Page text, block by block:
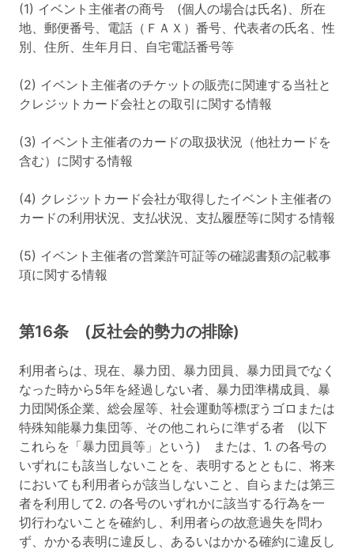
(1) イベント主催者の商号 (個人の場合は氏名)、所在
地、郵便番号、電話（ＦＡＸ）番号、代表者の氏名、性
別、住所、生年月日、自宅電話番号等
(2) イベント主催者のチケットの販売に関連する当社と
クレジットカード会社との取引に関する情報
(3) イベント主催者のカードの取扱状況（他社カードを
含む）に関する情報
(4) クレジットカード会社が取得したイベント主催者の
カードの利用状況、支払状況、支払履歴等に関する情報
(5) イベント主催者の営業許可証等の確認書類の記載事
項に関する情報
第16条 (反社会的勢力の排除)
利用者らは、現在、暴力団、暴力団員、暴力団員でなく
なった時から5年を経過しない者、暴力団準構成員、暴
力団関係企業、総会屋等、社会運動等標ぼうゴロまたは
特殊知能暴力集団等、その他これらに準ずる者 (以下
これらを「暴力団員等」という) または、1. の各号の
いずれにも該当しないことを、表明するとともに、将来
においても利用者らが該当しないこと、自らまたは第三
者を利用して2. の各号のいずれかに該当する行為を一
切行わないことを確約し、利用者らの故意過失を問わ
ず、かかる表明に違反し、あるいはかかる確約に違反し